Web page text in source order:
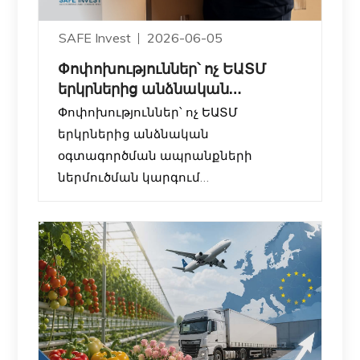
SAFE Invest 2026-06-05
Փոփոխություններ՝ ոչ ԵԱՏՄ
երկրներից անձնական
օգտագործման ապրանքների
ներ
Փոփոխություններ՝ ոչ ԵԱՏՄ
երկրներից անձնական
օգտագործման ապրանքների
ներմուծման կարգում
ՀՀ կառավարությունը սահմանել է
նոր կարգավորումներ այն
ֆիզիկական անձանց համար, ովքեր
ոչ ԵԱՏՄ երկրներից (օրինակ՝ ԱՄՆ,
Չինաստան, Եվրոպական երկրներ և
այլն) անձնական օգտագործման
ապրանքներ են ներմուծում